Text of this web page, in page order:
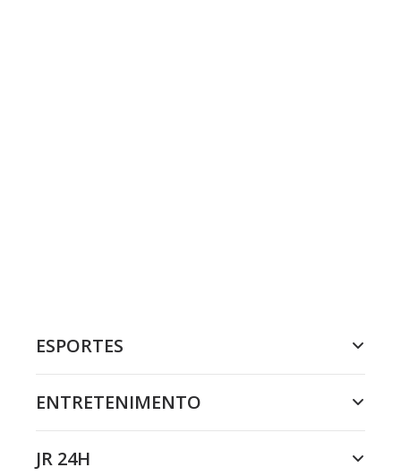
ESPORTES
ENTRETENIMENTO
JR 24H